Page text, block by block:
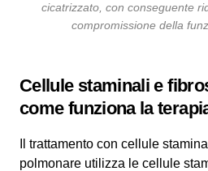
cicatrizzato, con conseguente
compromissione della
Cellule staminali e
come funziona la
Il trattamento con cellule
polmonare utilizza le cellule